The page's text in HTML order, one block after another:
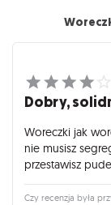
Dobry,
Woreczki jak
nie musisz
przestawisz
Czy recenzja była